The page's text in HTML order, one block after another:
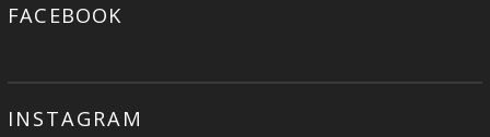
FACEBOOK
INSTAGRAM